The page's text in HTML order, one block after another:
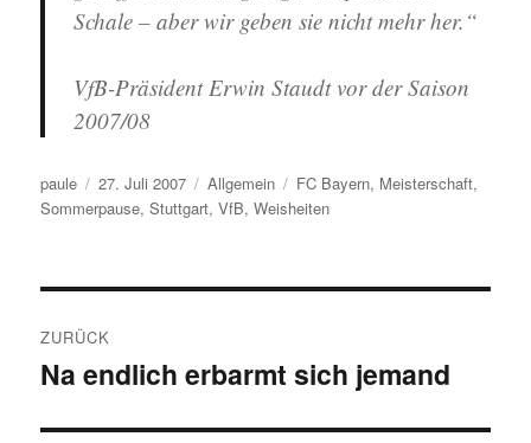
Schale – aber wir geben sie nicht mehr her.“
VfB-Präsident Erwin Staudt vor der Saison
2007/08
Autor
paule
Veröffentlicht
am
27. Juli 2007 Kategorien
Allgemein Schlagwörter
FC Bayern, Meisterschaft,
Sommerpause,Stuttgart,VfB,Weisheiten
ZURÜCK
Vorheriger
Na endlich erbarmt sich jemand